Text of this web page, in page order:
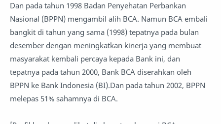
Dan pada tahun 1998 Badan Penyehatan Perbankan
Nasional (BPPN) mengambil alih BCA. Namun BCA embali
bangkit di tahun yang sama (1998) tepatnya pada bulan
desember dengan meningkatkan kinerja yang membuat
masyarakat kembali percaya kepada Bank ini, dan
tepatnya pada tahun 2000, Bank BCA diserahkan oleh
BPPN ke Bank Indonesia (BI).Dan pada tahun 2002, BPPN
melepas 51% sahamnya di BCA.